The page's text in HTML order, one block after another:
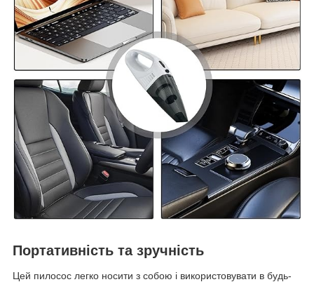
Портативність та зручність
Цей пилосос легко носити з собою і використовувати в будь-